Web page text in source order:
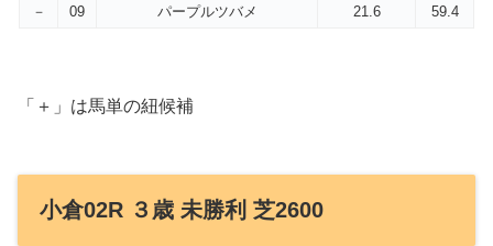
－
09 パープルツバメ 21.6 59.4
「＋」は馬単の紐候補
小倉02R ３歳 未勝利 芝2600